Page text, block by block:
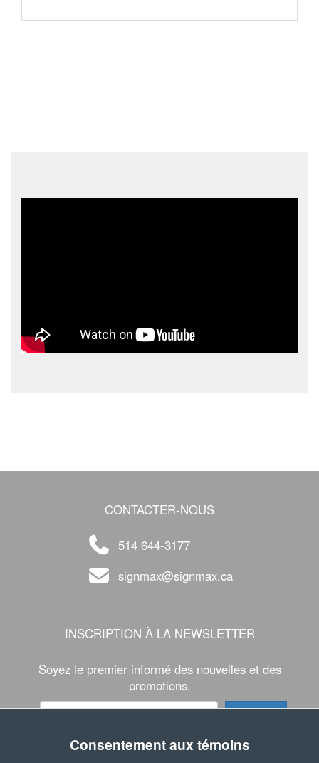
CONTACTER-NOUS
514 644-3177
signmax@signmax.ca
INSCRIPTION À LA NEWSLETTER
Soyez le premier informé des nouvelles et des
promotions.
Consentement aux témoins